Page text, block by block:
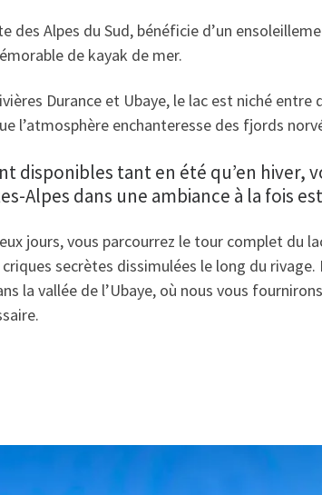
des Alpes du Sud, bénéficie d’un
de kayak de mer.
Durance et Ubaye, le lac est niché
l’atmosphère enchanteresse des fjords
disponibles tant en été qu’en
Alpes dans une ambiance à la fois
jours, vous parcourrez le tour complet du
secrètes dissimulées le long du
la vallée de l’Ubaye, où nous vous